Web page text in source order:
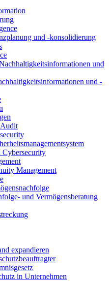
und -konsolidierung
und
und -
Management
und Vermögensberatung
expandieren
in Unternehmen